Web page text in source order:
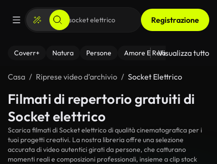
Registrazione
Coverr+ Natura Persone Amore E Relazioni Il
Visualizza tutto
Casa Riprese video d’archivio Socket Elettrico
Filmati di repertorio gratuiti di
Socket elettrico
Scarica filmati di Socket elettrico di qualità cinematografica per i
tuoi progetti creativi. La nostra libreria offre una selezione
accurata di video autentici girati da persone, che catturano
momenti reali e composizioni professionali, insieme a clip stock